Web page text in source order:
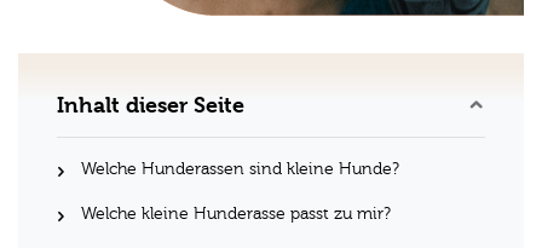
Inhalt dieser Seite
Welche Hunderassen sind kleine Hunde?
Welche kleine Hunderasse passt zu mir?